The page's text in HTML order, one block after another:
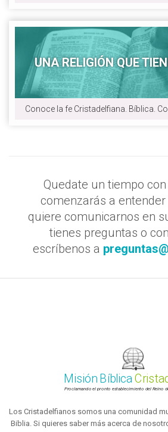
UNA RELIGIÓN QUE
Conoce la fe Cristadelfiana. Bíblica.
Quedate un tiempo
comenzarás a
quiere comunicarnos en
tienes preguntas o
escríbenos a
Misión Bíblica
Proclamando el pronto establecimiento del Reino
Los Cristadelfianos somos una comunidad
Biblia. Si quieres saber más acerca de